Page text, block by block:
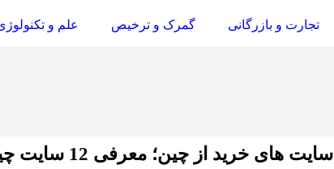
تجارت و بازرگانی گمرک و ترخیص علم و
سایت های خرید از چین؛ معرفی 12 سایت چینی برای تأمین کالا